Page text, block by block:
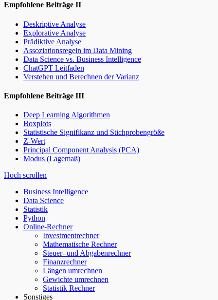
Empfohlene Beiträge II
Deskriptive Analyse
Explorative Analyse
Prädiktive Analyse
Assoziationsregeln im Data Mining
Data Science vs. Business Intelligence
ChatGPT Leitfaden
Verstehen und Berechnen der Varianz
Empfohlene Beiträge III
Deep Learning Algorithmen
Boxplots
Statistische Signifikanz und Stichprobengröße
Z-Wert
Principal Component Analysis (PCA)
Modus (Lagemaß)
Hoch scrollen
Business Intelligence
Data Science
Statistik
Python
Online-Rechner
Investmentrechner
Mathematische Rechner
Steuer- und Abgabenrechner
Finanzrechner
Längen umrechnen
Gewichte umrechnen
Statistik Rechner
Sonstiges